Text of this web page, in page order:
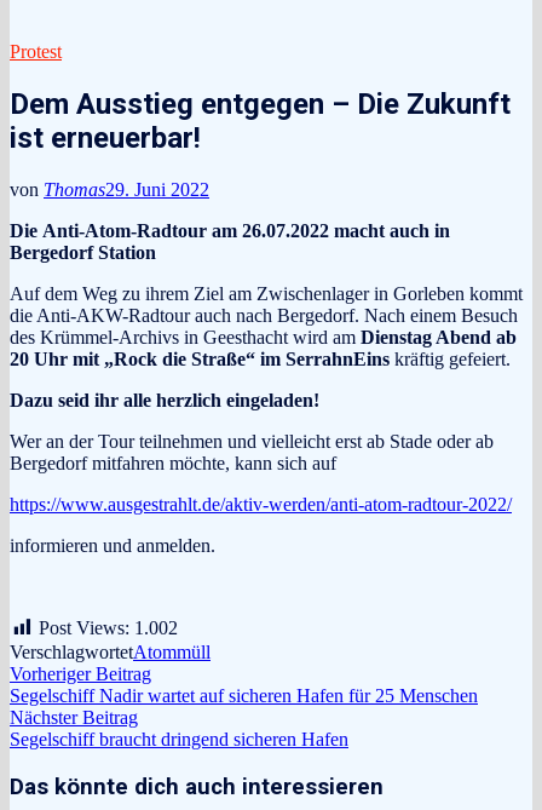
Protest
Dem Ausstieg entgegen – Die Zukunft
ist erneuerbar!
von Thomas29. Juni 2022
Die Anti-Atom-Radtour am 26.07.2022 macht auch in
Bergedorf Station
Auf dem Weg zu ihrem Ziel am Zwischenlager in Gorleben kommt
die Anti-AKW-Radtour auch nach Bergedorf. Nach einem Besuch
des Krümmel-Archivs in Geesthacht wird am Dienstag Abend ab
20 Uhr mit „Rock die Straße“ im SerrahnEins kräftig gefeiert.
Dazu seid ihr alle herzlich eingeladen!
Wer an der Tour teilnehmen und vielleicht erst ab Stade oder ab
Bergedorf mitfahren möchte, kann sich auf
https://www.ausgestrahlt.de/aktiv-werden/anti-atom-radtour-2022/
informieren und anmelden.
Post Views: 1.002
VerschlagwortetAtommüll
Beitragsnavigation
Vorheriger BeitragVorheriger
Beitrag:
Segelschiff Nadir wartet auf sicheren Hafen für 25 Menschen
Nächster BeitragNächster
Beitrag:
Segelschiff braucht dringend sicheren Hafen
Das könnte dich auch interessieren